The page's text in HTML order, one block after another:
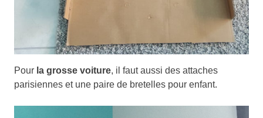
Pour la grosse voiture, il faut aussi des attaches
parisiennes et une paire de bretelles pour enfant.